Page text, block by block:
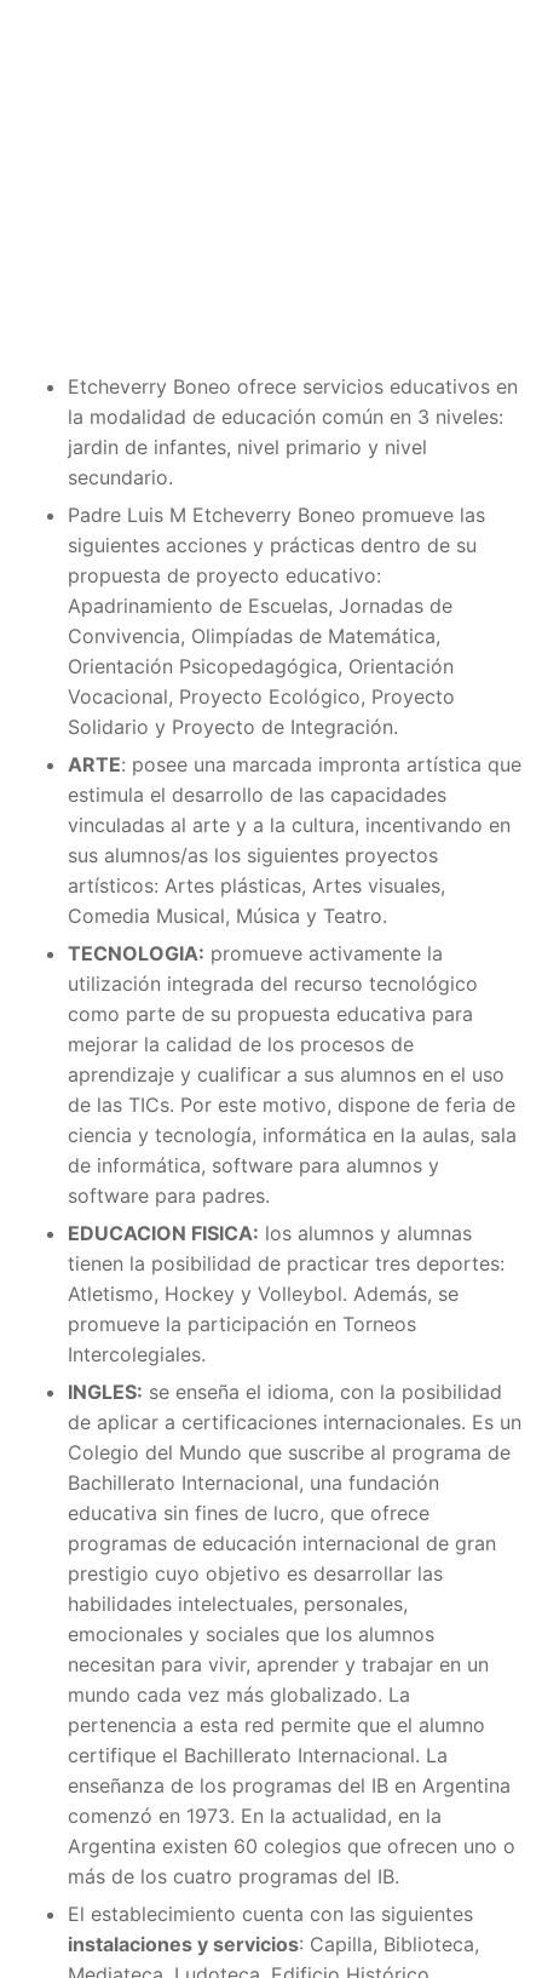
Etcheverry Boneo ofrece servicios educativos en
la modalidad de educación común en 3 niveles:
jardin de infantes, nivel primario y nivel
secundario.
Padre Luis M Etcheverry Boneo promueve las
siguientes acciones y prácticas dentro de su
propuesta de proyecto educativo:
Apadrinamiento de Escuelas, Jornadas de
Convivencia, Olimpíadas de Matemática,
Orientación Psicopedagógica, Orientación
Vocacional, Proyecto Ecológico, Proyecto
Solidario y Proyecto de Integración.
ARTE: posee una marcada impronta artística que
estimula el desarrollo de las capacidades
vinculadas al arte y a la cultura, incentivando en
sus alumnos/as los siguientes proyectos
artísticos: Artes plásticas, Artes visuales,
Comedia Musical, Música y Teatro.
TECNOLOGIA: promueve activamente la
utilización integrada del recurso tecnológico
como parte de su propuesta educativa para
mejorar la calidad de los procesos de
aprendizaje y cualificar a sus alumnos en el uso
de las TICs. Por este motivo, dispone de feria de
ciencia y tecnología, informática en la aulas, sala
de informática, software para alumnos y
software para padres.
EDUCACION FISICA: los alumnos y alumnas
tienen la posibilidad de practicar tres deportes:
Atletismo, Hockey y Volleybol. Además, se
promueve la participación en Torneos
Intercolegiales.
INGLES: se enseña el idioma, con la posibilidad
de aplicar a certificaciones internacionales. Es un
Colegio del Mundo que suscribe al programa de
Bachillerato Internacional, una fundación
educativa sin fines de lucro, que ofrece
programas de educación internacional de gran
prestigio cuyo objetivo es desarrollar las
habilidades intelectuales, personales,
emocionales y sociales que los alumnos
necesitan para vivir, aprender y trabajar en un
mundo cada vez más globalizado. La
pertenencia a esta red permite que el alumno
certifique el Bachillerato Internacional. La
enseñanza de los programas del IB en Argentina
comenzó en 1973. En la actualidad, en la
Argentina existen 60 colegios que ofrecen uno o
más de los cuatro programas del IB.
El establecimiento cuenta con las siguientes
instalaciones y servicios: Capilla, Biblioteca,